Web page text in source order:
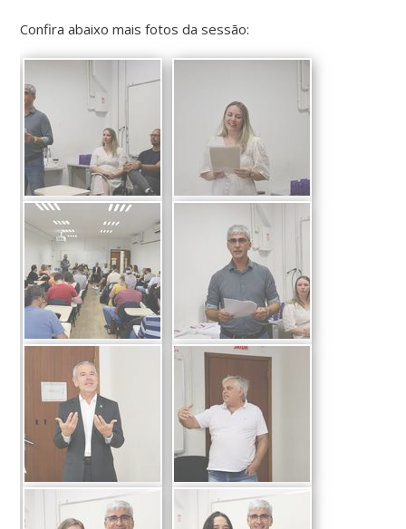
Confira abaixo mais fotos da sessão: